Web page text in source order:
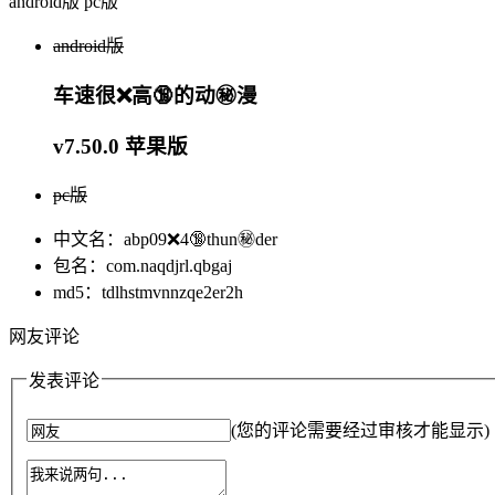
android版
车速很❌高🔞的动㊙️漫
v7.50.0 苹果版
pc版
中文名：abp09❌4🔞thun㊙️der
包名：com.naqdjrl.qbgaj
md5：tdlhstmvnnzqe2er2h
网友评论
发表评论
(您的评论需要经过审核才能显示)